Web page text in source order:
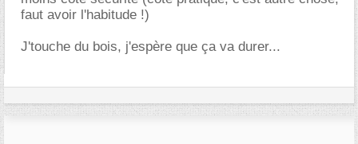
faut avoir l'habitude !)
J'touche du bois, j'espère que ça va durer...